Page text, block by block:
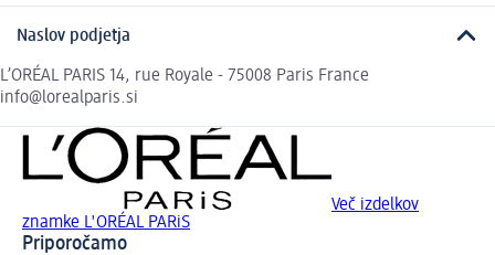
Naslov podjetja
L’ORÉAL PARIS 14, rue Royale - 75008 Paris France
info@lorealparis.si
Več izdelkov
znamke L'ORÉAL PARiS
Priporočamo